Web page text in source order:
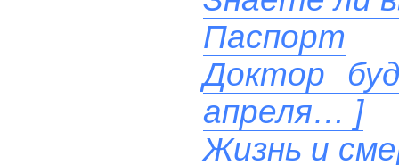
Паспорт
Доктор
апреля… ]
Жизнь и